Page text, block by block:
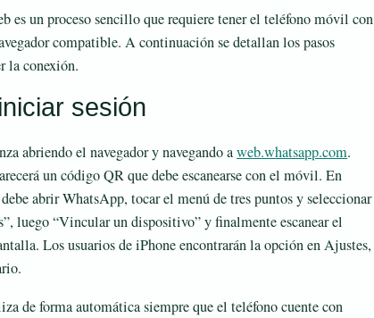
es un proceso sencillo que requiere tener el teléfono móvil con
compatible. A continuación se detallan los pasos
la conexión.
sesión
abriendo el navegador y navegando aweb.whatsapp.com.
un código QR que debe escanearse con el móvil. En
abrir WhatsApp, tocar el menú de tres puntos y seleccionar
luego “Vincular un dispositivo” y finalmente escanear el
Los usuarios de iPhone encontrarán la opción en Ajustes,
de forma automática siempre que el teléfono cuente con